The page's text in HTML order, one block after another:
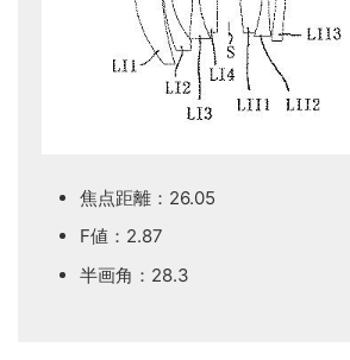
焦点距離：26.05
F値：2.87
半画角：28.3